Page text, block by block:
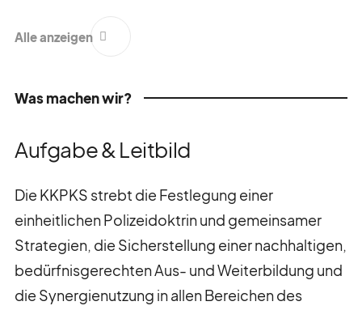
Alle anzeigen
Was machen wir?
Aufgabe & Leitbild
Die KKPKS strebt die Festlegung einer
einheitlichen Polizeidoktrin und gemeinsamer
Strategien, die Sicherstellung einer nachhaltigen,
bedürfnisgerechten Aus- und Weiterbildung und
die Synergienutzung in allen Bereichen des